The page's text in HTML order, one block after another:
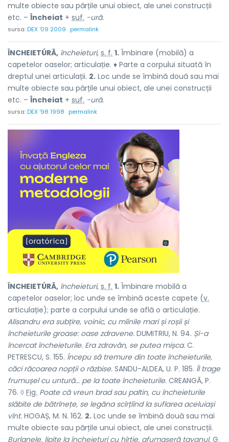
multe obiecte sau părțile unui obiect, ale unei construcții
etc. – Încheiat + suf. -ură.
sursa:DEX '09 2009 permalink
ÎNCHEIETÚRĂ, încheieturi, s. f. 1. Îmbinare (mobilă) a
capetelor oaselor; articulație. ♦ Parte a corpului situată în
dreptul unei articulații. 2. Loc unde se îmbină două sau mai
multe obiecte sau părțile unui obiect, ale unei construcții
etc. – Încheiat + suf. -ură.
sursa:DEX '98 1998 permalink
ÎNCHEIETÚRĂ, încheieturi, s. f. 1. Îmbinare mobilă a
capetelor oaselor; loc unde se îmbină aceste capete (v.
articulație); parte a corpului unde se află o articulație.
Alisandru era subțire, voinic, cu mîinile mari și roșii și
încheieturile groase: oase zdravene. DUMITRIU, N. 94. Și-a
încercat încheieturile. Era zdravăn, se putea mișca. C.
PETRESCU, S. 155. Începu să tremure din toate încheieturile,
căci răcoarea nopții o răzbise. SANDU-ALDEA, U. P. 185. Îl trage
frumușel cu untură... pe la toate încheieturile. CREANGĂ, P.
76. ◊ Fig. Poate că vreun brad sau paltin, cu încheieturile
slăbite de bătrînețe, se legăna scîrțîind la suflarea aceluiași
vînt. HOGAȘ, M. N. 162. 2. Loc unde se îmbină două sau mai
multe obiecte sau părțile unui obiect, ale unei construcții.
Burlanele, lipite la încheieturi cu hîrtie, afumaseră tavanul. G.